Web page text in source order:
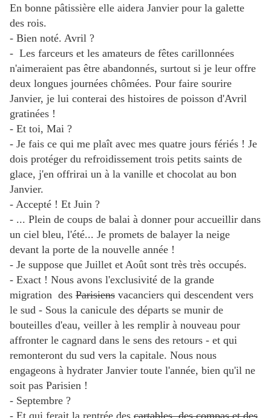
En bonne pâtissière elle aidera Janvier pour la galette
des rois.
- Bien noté. Avril ?
- Les farceurs et les amateurs de fêtes carillonnées
n'aimeraient pas être abandonnés, surtout si je leur offre
deux longues journées chômées. Pour faire sourire
Janvier, je lui conterai des histoires de poisson d'Avril
gratinées !
- Et toi, Mai ?
- Je fais ce qui me plaît avec mes quatre jours fériés ! Je
dois protéger du refroidissement trois petits saints de
glace, j'en offrirai un à la vanille et chocolat au bon
Janvier.
- Accepté ! Et Juin ?
- ... Plein de coups de balai à donner pour accueillir dans
un ciel bleu, l'été... Je promets de balayer la neige
devant la porte de la nouvelle année !
- Je suppose que Juillet et Août sont très très occupés.
- Exact ! Nous avons l'exclusivité de la grande
migration des Parisiens vacanciers qui descendent vers
le sud - Sous la canicule des départs se munir de
bouteilles d'eau, veiller à les remplir à nouveau pour
affronter le cagnard dans le sens des retours - et qui
remonteront du sud vers la capitale. Nous nous
engageons à hydrater Janvier toute l'année, bien qu'il ne
soit pas Parisien !
- Septembre ?